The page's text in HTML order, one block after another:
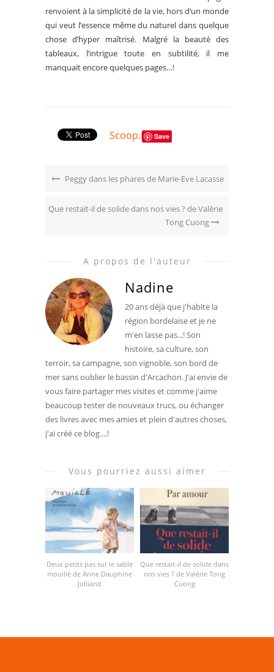
renvoient à la simplicité de la vie, hors d’un monde
qui veut l’essence même du naturel dans quelque
chose d’hyper maîtrisé. Malgré la beauté des
tableaux, l’intrigue toute en subtilité, il me
manquait encore quelques pages…!
Scoop.it Save
Peggy dans les phares de Marie-Eve Lacasse
Que restait-il de solide dans nos vies ? de Valérie
Tong Cuong
A propos de l'auteur
Nadine
20 ans déjà que j'habite la
région bordelaise et je ne
m'en lasse pas...! Son
histoire, sa culture, son
terroir, sa campagne, son vignoble, son bord de
mer sans oublier le bassin d'Arcachon. J'ai envie de
vous faire partager mes visites et comme j'aime
beaucoup tester de nouveaux trucs, ou échanger
des livres avec mes amies et plein d'autres choses,
j'ai créé ce blog....!
Vous pourriez aussi aimer
Deux petits pas sur le sable
mouillé de Anne Dauphine
Julliand
Que restait-il de solide dans
nos vies ? de Valérie Tong
Cuong